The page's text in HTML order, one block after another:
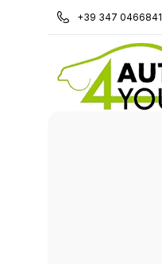
+39 347 0466841